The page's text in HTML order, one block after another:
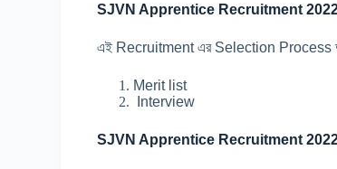
SJVN Apprentice Recruitment
এই Recruitment এর Selection Process দুটি
Merit list
Interview
SJVN Apprentice Recruitment